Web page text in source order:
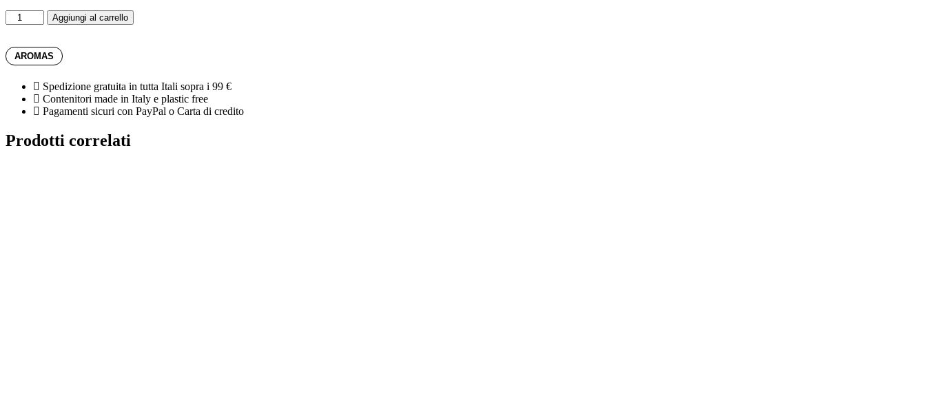
Cuori
pesca
Aggiungi al carrello
AROMAS
Spedizione gratuita in tutta Itali sopra i 99 €
Contenitori made in Italy e plastic free
Pagamenti sicuri con PayPal o Carta di credito
Prodotti correlati